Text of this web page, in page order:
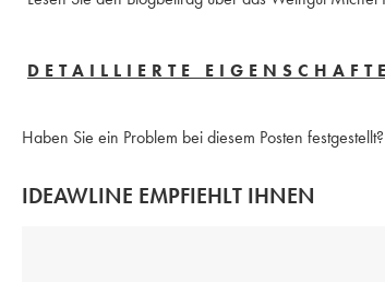
DETAILLIERTE
Haben Sie ein Problem bei diesem Posten festgestellt?
IDEAWLINE EMPFIEHLT IHNEN